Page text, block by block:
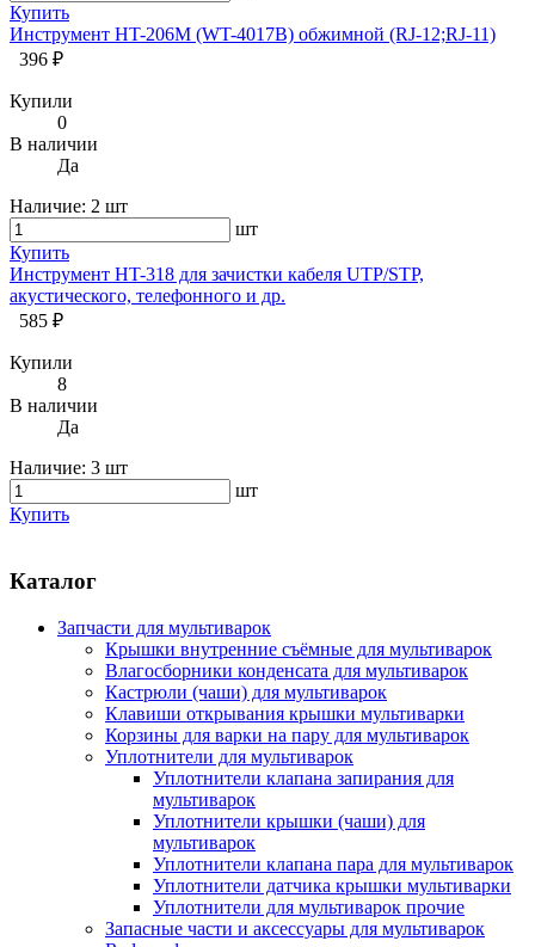
Купить
Инструмент HT-206M (WT-4017B) обжимной (RJ-12;RJ-11)
396 ₽
Купили
0
В наличии
Да
Наличие: 2 шт
шт
Купить
Инструмент HT-318 для зачистки кабеля UTP/STP,
акустического, телефонного и др.
585 ₽
Купили
8
В наличии
Да
Наличие: 3 шт
шт
Купить
Каталог
Запчасти для мультиварок
Крышки внутренние съёмные для мультиварок
Влагосборники конденсата для мультиварок
Кастрюли (чаши) для мультиварок
Клавиши открывания крышки мультиварки
Корзины для варки на пару для мультиварок
Уплотнители для мультиварок
Уплотнители клапана запирания для
мультиварок
Уплотнители крышки (чаши) для
мультиварок
Уплотнители клапана пара для мультиварок
Уплотнители датчика крышки мультиварки
Уплотнители для мультиварок прочие
Запасные части и аксессуары для мультиварок